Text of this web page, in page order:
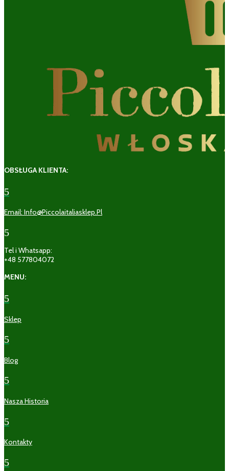
OBSŁUGA KLIENTA:
5
Email: Info@piccolaitaliasklep.pl
5
Tel i Whatsapp:
+48 577804072
MENU:
5
Sklep
5
Blog
5
Nasza Historia
5
Kontakty
5